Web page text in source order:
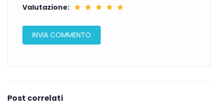
Valutazione: ★ ★ ★ ★ ★
Post correlati